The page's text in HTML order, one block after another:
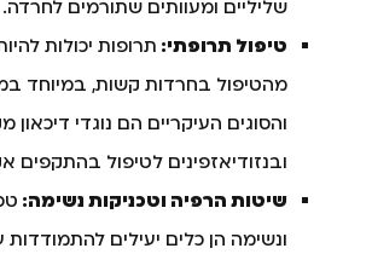
שליליים ומעוותים שתורמים לחרדה.
טיפול תרופתי: תרופות יכולות
מהטיפול בחרדות קשות, במיוחד
ובנזודיאזפינים לטיפול בהתקפים
שיטות הרפיה וטכניקות נשימה:
ונשימה הן כלים יעילים